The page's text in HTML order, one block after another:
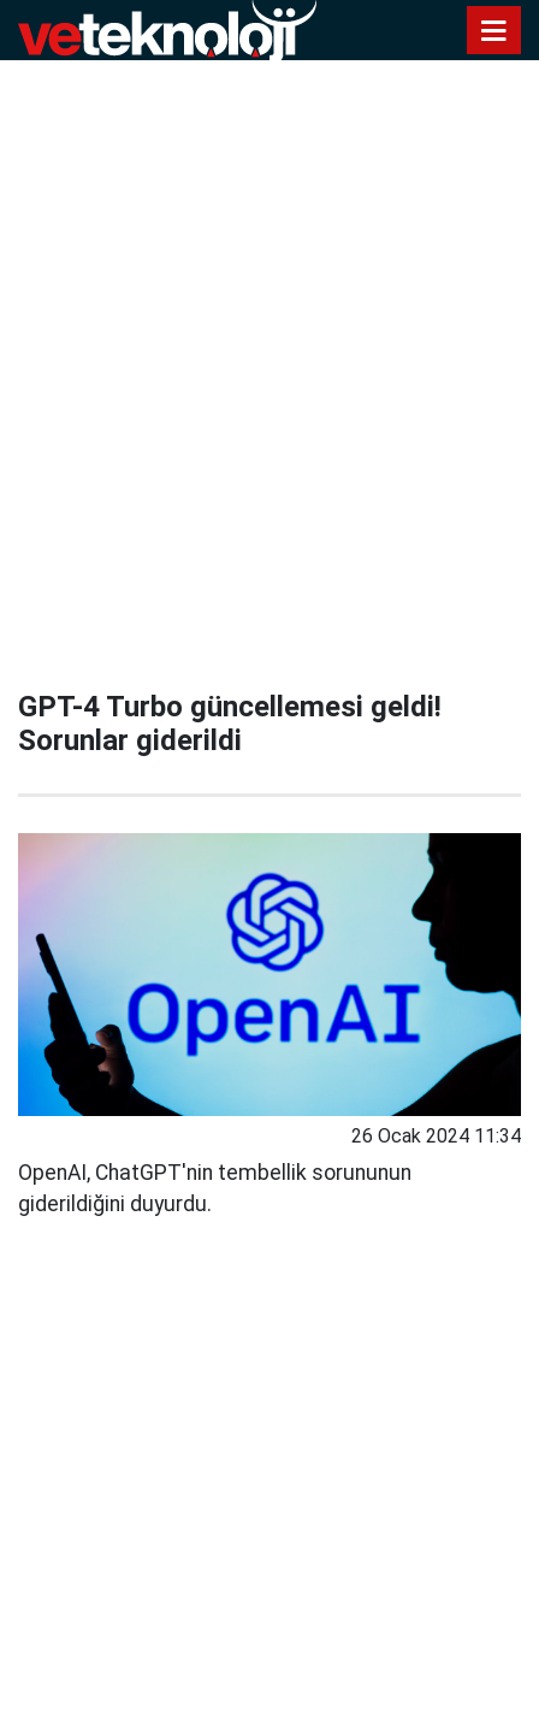
GPT-4 Turbo güncellemesi geldi!
Sorunlar giderildi
26 Ocak 2024 11:34
OpenAI, ChatGPT'nin tembellik sorununun
giderildiğini duyurdu.